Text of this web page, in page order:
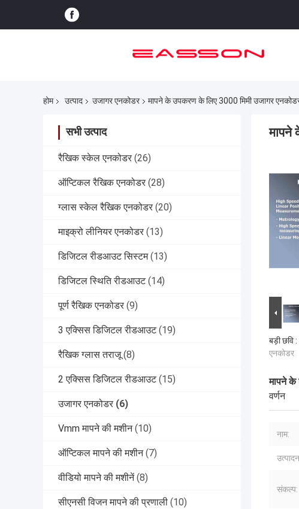
होम उत्पाद उजागर एनकोडर मापने के उपकरण के लिए 3000 मिमी उजागर
सभी उत्पाद
रैखिक स्केल एनकोडर (26)
ऑप्टिकल रैखिक एनकोडर (28)
ग्लास स्केल रैखिक एनकोडर (20)
माइक्रो लीनियर एनकोडर (13)
डिजिटल रीडआउट सिस्टम (13)
डिजिटल स्थिति रीडआउट (14)
पूर्ण रैखिक एनकोडर (9)
3 एक्सिस डिजिटल रीडआउट (19)
रैखिक ग्लास तराजू (8)
2 एक्सिस डिजिटल रीडआउट (15)
उजागर एनकोडर (6)
Vmm मापने की मशीन (10)
ऑप्टिकल मापने की मशीन (7)
वीडियो मापने की मशीनें (8)
सीएनसी विजन मापने की प्रणाली (10)
मापने
बड़ी छवि :
एनकोडर
मापने के
वर्णन
नाम:
संकल्प: